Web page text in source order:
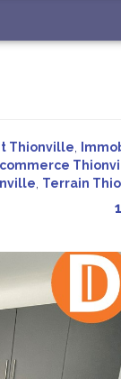
Thionville
commerce
Terrain
1